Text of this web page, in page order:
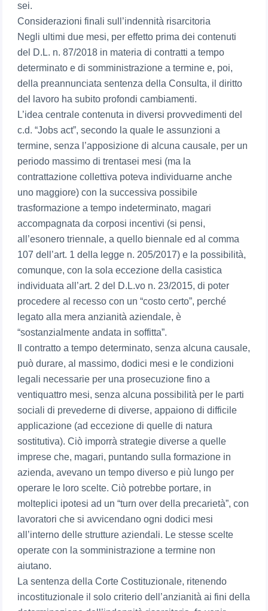
sei.
Considerazioni finali sull’indennità risarcitoria
Negli ultimi due mesi, per effetto prima dei contenuti
del D.L. n. 87/2018 in materia di contratti a tempo
determinato e di somministrazione a termine e, poi,
della preannunciata sentenza della Consulta, il diritto
del lavoro ha subito profondi cambiamenti.
L’idea centrale contenuta in diversi provvedimenti del
c.d. “Jobs act”, secondo la quale le assunzioni a
termine, senza l’apposizione di alcuna causale, per un
periodo massimo di trentasei mesi (ma la
contrattazione collettiva poteva individuarne anche
uno maggiore) con la successiva possibile
trasformazione a tempo indeterminato, magari
accompagnata da corposi incentivi (si pensi,
all’esonero triennale, a quello biennale ed al comma
107 dell’art. 1 della legge n. 205/2017) e la possibilità,
comunque, con la sola eccezione della casistica
individuata all’art. 2 del D.L.vo n. 23/2015, di poter
procedere al recesso con un “costo certo”, perché
legato alla mera anzianità aziendale, è
“sostanzialmente andata in soffitta”.
Il contratto a tempo determinato, senza alcuna causale,
può durare, al massimo, dodici mesi e le condizioni
legali necessarie per una prosecuzione fino a
ventiquattro mesi, senza alcuna possibilità per le parti
sociali di prevederne di diverse, appaiono di difficile
applicazione (ad eccezione di quelle di natura
sostitutiva). Ciò imporrà strategie diverse a quelle
imprese che, magari, puntando sulla formazione in
azienda, avevano un tempo diverso e più lungo per
operare le loro scelte. Ciò potrebbe portare, in
molteplici ipotesi ad un “turn over della precarietà”, con
lavoratori che si avvicendano ogni dodici mesi
all’interno delle strutture aziendali. Le stesse scelte
operate con la somministrazione a termine non
aiutano.
La sentenza della Corte Costituzionale, ritenendo
incostituzionale il solo criterio dell’anzianità ai fini della